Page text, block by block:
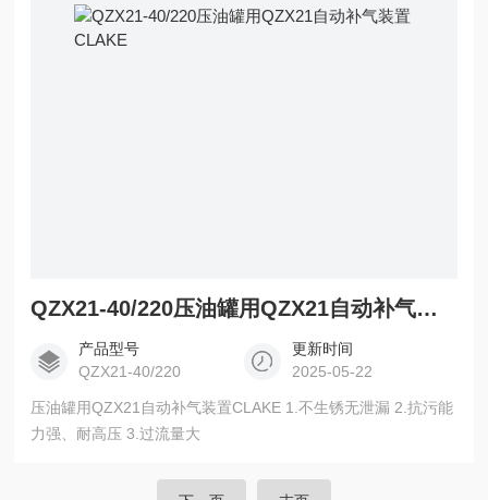
QZX21-40/220压油罐用QZX21自动补气装置CLAKE
产品型号
QZX21-40/220
更新时间
2025-05-22
压油罐用QZX21自动补气装置CLAKE 1.不生锈无泄漏 2.抗污能
力强、耐高压 3.过流量大